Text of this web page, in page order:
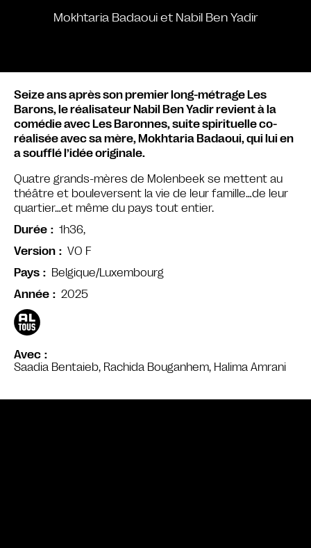
Mokhtaria Badaoui et Nabil Ben Yadir
Avec
Saadia Bentaieb, Rachida Bouganhem, Halima Amrani
Seize ans après son premier long-métrage Les
Barons, le réalisateur Nabil Ben Yadir revient à la
comédie avec Les Baronnes, suite spirituelle co-
réalisée avec sa mère, Mokhtaria Badaoui, qui lui en
a soufflé l’idée originale.
Quatre grands-mères de Molenbeek se mettent au
théâtre et bouleversent la vie de leur famille…de leur
quartier…et même du pays tout entier.
Durée
1h36,
Version
VO F
Pays
Belgique/Luxembourg
Année
2025